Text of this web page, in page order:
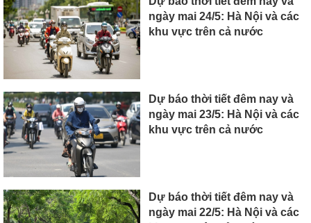
ngày mai 24/5: Hà Nội và các
khu vực trên cả nước
Dự báo thời tiết đêm nay và
ngày mai 23/5: Hà Nội và các
khu vực trên cả nước
Dự báo thời tiết đêm nay và
ngày mai 22/5: Hà Nội và các